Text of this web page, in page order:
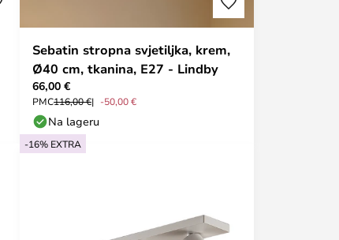
Sebatin stropna svjetiljka, krem,
Ø40 cm, tkanina, E27 - Lindby
66,00 €
PMC116,00 € -50,00 €
Na lageru
-16% EXTRA